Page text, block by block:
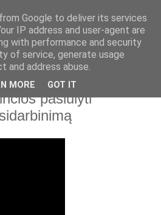
antradienis
ir sporto ministerija.
pasiūlyti
Google to deliver its services
IP address and user-agent are
with performance and security
of service, generate usage
address abuse.
MORE GOT IT